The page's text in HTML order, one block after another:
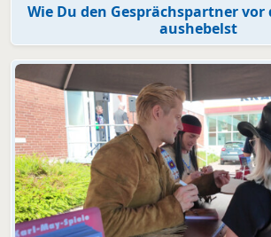
Wie Du den Gesprächspartner vor
aushebelst